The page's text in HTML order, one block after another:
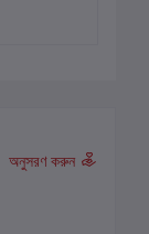
অনুসরণ করুন